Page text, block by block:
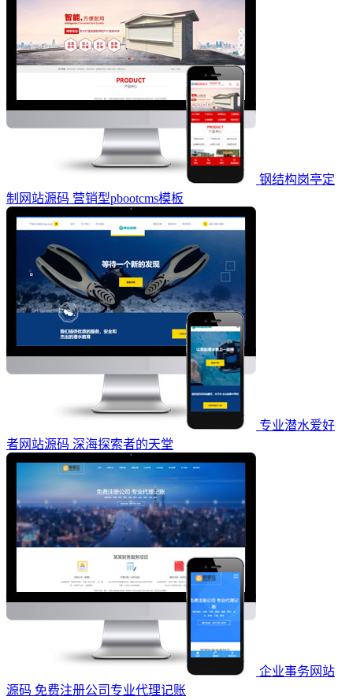
钢结构岗亭定
制网站源码 营销型pbootcms模板
专业潜水爱好
者网站源码 深海探索者的天堂
企业事务网站
源码 免费注册公司专业代理记账